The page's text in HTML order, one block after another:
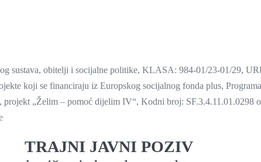
sustava, obitelji i socijalne politike, KLASA: 984-01/23-01/29,
koji se financiraju iz Europskog socijalnog fonda plus,
„Želim – pomoć dijelim IV“, Kodni broj: SF.3.4.11.01.0298
TRAJNI JAVNI POZIV